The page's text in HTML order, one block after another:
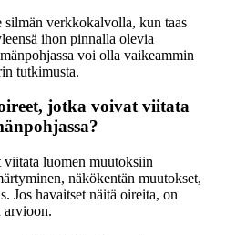
silmän verkkokalvolla, kun taas
ihon pinnalla olevia
voi olla vaikeammin
tutkimusta.
jotka voivat viitata
luomen muutoksiin
näkökentän muutokset,
Jos havaitset näitä oireita, on
arvioon.